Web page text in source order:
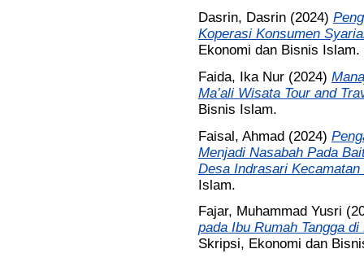
Dasrin, Dasrin(2024)
Koperasi Konsumen
Ekonomi dan Bisnis Islam.
Faida, Ika Nur(2024)
Ma’ali Wisata Tour and
Bisnis Islam.
Faisal, Ahmad(2024)
Menjadi Nasabah Pada
Desa Indrasari Kecamatan
Islam.
Fajar, Muhammad Yusri
pada Ibu Rumah Tangga
Skripsi, Ekonomi dan